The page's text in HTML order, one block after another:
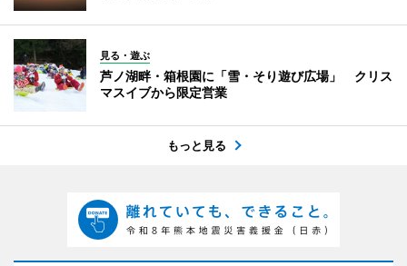
見る・遊ぶ
芦ノ湖畔・箱根園に「雪・そり遊び広場」 クリス
マスイブから限定営業
もっと見る